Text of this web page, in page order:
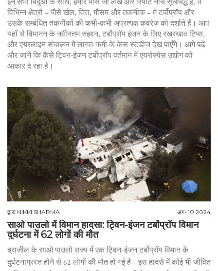
इन सभी बिंदुओं के साथ, हमारे पास जो लेख और रिपोर्टें नीचे सूचीबद्ध हैं, वे
विभिन्न क्षेत्रों – जैसे खेल, वित्त, मौसम और तकनीक – में टर्बोप्रॉप और
उसके सम्बंधित तकनीकों की कभी‑कभी अप्रत्यक्ष कवरेज को दर्शाते हैं। आप
यहाँ से विमानन के नवीनतम रुझान, टर्बोप्रॉप इंजन के लिए रखरखाव टिप्स,
और एयरलाइन संचालन में लागत‑कमी के केस स्टडीज देख पाएँगे। आगे पढ़ें
और जानें कि कैसे ट्विन‑इंजन टर्बोप्रॉप वर्तमान में एयरोस्पेस उद्योग को
आकार दे रहा है।
द्वारा NIKKI SHARMA अग॰ 10 2024
साओ पाउलो में विमान हादसा: ट्विन-इंजन टर्बोप्रॉप विमान
दुर्घटना में 62 लोगों की मौत
ब्राजील के साओ पाउलो राज्य में एक ट्विन-इंजन टर्बोप्रॉप विमान के
दुर्घटनाग्रस्त होने से 62 लोगों की मौत हो गई है। इस हादसे में कोई भी जीवित